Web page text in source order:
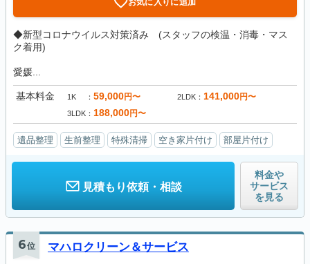
お気に入りに追加
◆新型コロナウイルス対策済み (スタッフの検温・消毒・マス
ク着用)
愛媛...
基本料金 1K 59,000円〜 2LDK 141,000円〜
3LDK 188,000円〜
遺品整理 生前整理 特殊清掃 空き家片付け 部屋片付け
見積もり依頼・相談
料金や
サービス
を見る
6位 マハロクリーン＆サービス